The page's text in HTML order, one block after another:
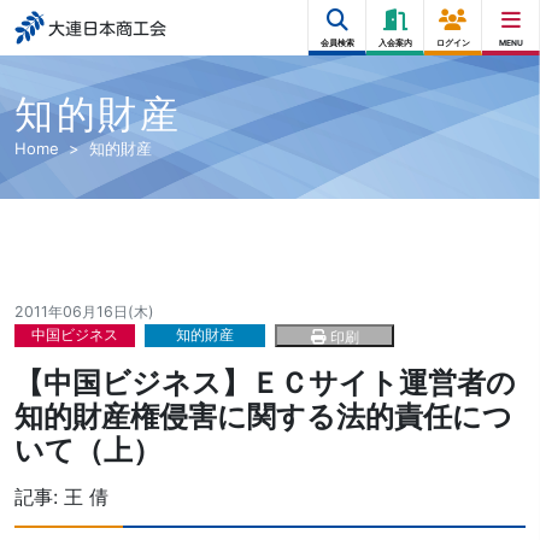
大連日本商工会
会員検索 入会案内 ログイン MENU
知的財産
Home 知的財産
2011年06月16日(木)
中国ビジネス
知的財産 印刷
【中国ビジネス】ＥＣサイト運営者の
知的財産権侵害に関する法的責任につ
いて（上）
記事: 王 倩